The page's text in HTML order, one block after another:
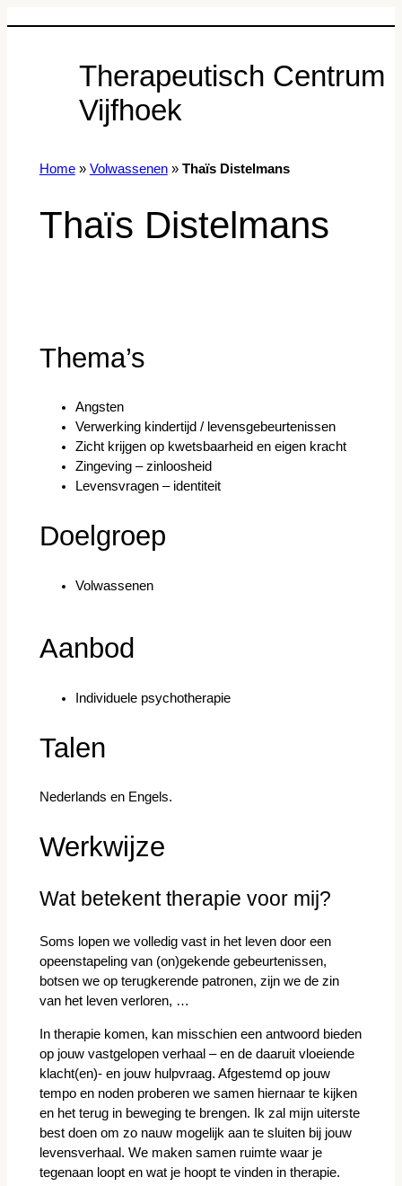
Therapeutisch Centrum
Vijfhoek
Home» Volwassenen» Thaïs Distelmans
Thaïs Distelmans
Thema’s
Angsten
Verwerking kindertijd / levensgebeurtenissen
Zicht krijgen op kwetsbaarheid en eigen kracht
Zingeving – zinloosheid
Levensvragen – identiteit
Doelgroep
Volwassenen
Aanbod
Individuele psychotherapie
Talen
Nederlands en Engels.
Werkwijze
Wat betekent therapie voor mij?
Soms lopen we volledig vast in het leven door een
opeenstapeling van (on)gekende gebeurtenissen,
botsen we op terugkerende patronen, zijn we de zin
van het leven verloren, …
In therapie komen, kan misschien een antwoord bieden
op jouw vastgelopen verhaal – en de daaruit vloeiende
klacht(en)- en jouw hulpvraag. Afgestemd op jouw
tempo en noden proberen we samen hiernaar te kijken
en het terug in beweging te brengen. Ik zal mijn uiterste
best doen om zo nauw mogelijk aan te sluiten bij jouw
levensverhaal. We maken samen ruimte waar je
tegenaan loopt en wat je hoopt te vinden in therapie.